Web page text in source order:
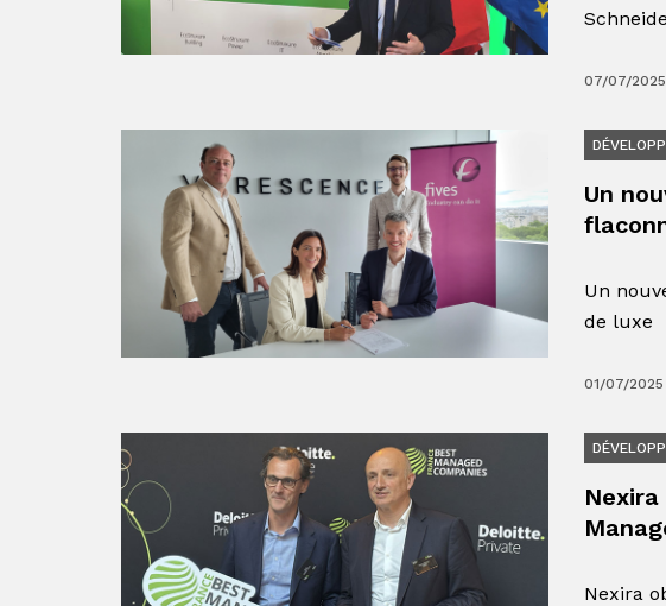
07/07/2025
Un
Un
de luxe
01/07/2025
Nexira